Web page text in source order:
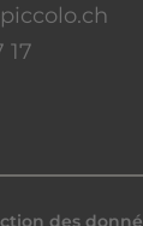
17
des